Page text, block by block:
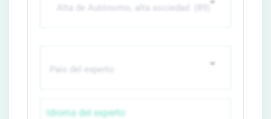
Idioma del experto